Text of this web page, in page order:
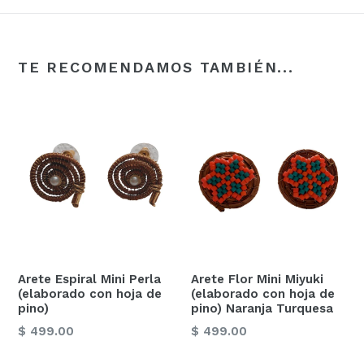
TE RECOMENDAMOS TAMBIÉN...
Arete Espiral Mini Perla
(elaborado con hoja de
pino)
Precio
$ 499.00
Arete Flor Mini Miyuki
(elaborado con hoja de
pino) Naranja Turquesa
Precio
$ 499.00